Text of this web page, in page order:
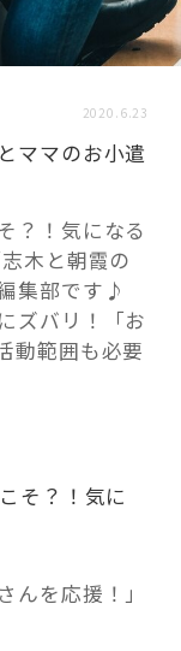
HAREL
活用事例
リノベ事例
2020.6.23
ママのお小遣
？！気になる
木と朝霞の
集部です♪
ズバリ！「お
動範囲も必要
そ？！気に
んを応援！」